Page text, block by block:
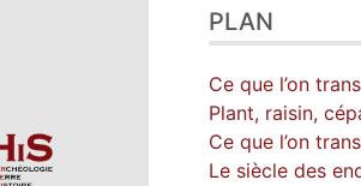
PLAN
Ce que l’on
Plant, raisin,
Ce que l’on
Le siècle des